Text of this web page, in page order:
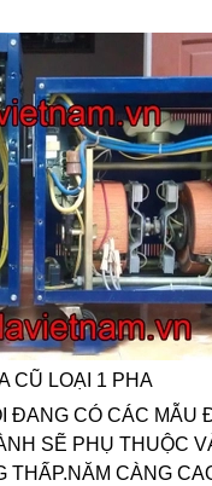
CŨ LOẠI 1 PHA
ĐANG CÓ CÁC MẪU
SẼ PHỤ THUỘC
THẤP.NĂM CÀNG